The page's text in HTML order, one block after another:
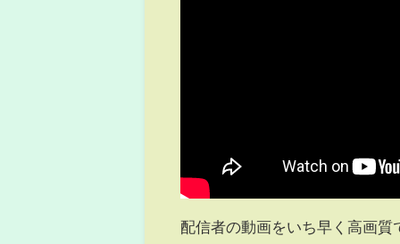
配信者の動画をいち早く高画質